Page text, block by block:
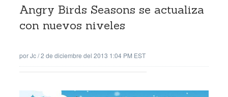
Angry Birds Seasons se actualiza
con nuevos niveles
porJc/2 de diciembre del 2013 1:04 PM EST